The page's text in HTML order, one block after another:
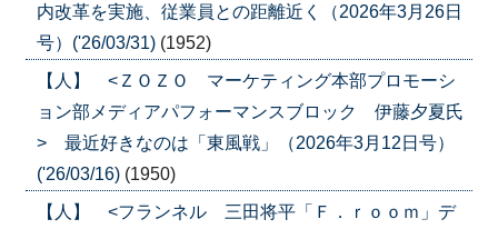
内改革を実施、従業員との距離近く（2026年3月26日
号）('26/03/31) (1952)
【人】 <ＺＯＺＯ マーケティング本部プロモーシ
ョン部メディアパフォーマンスブロック 伊藤夕夏氏
> 最近好きなのは「東風戦」（2026年3月12日号）
('26/03/16) (1950)
【人】 <フランネル 三田将平「Ｆ．ｒｏｏｍ」デ